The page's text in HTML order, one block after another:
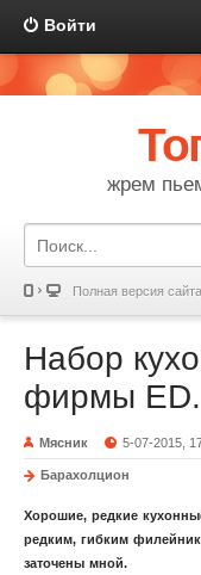
Войти
жрем
Полная версия сайта
Набор
фирмы ED.
Мясник 5-07-2015,
Барахолцион
Хорошие, редкие
редким, гибким
заточены мной.